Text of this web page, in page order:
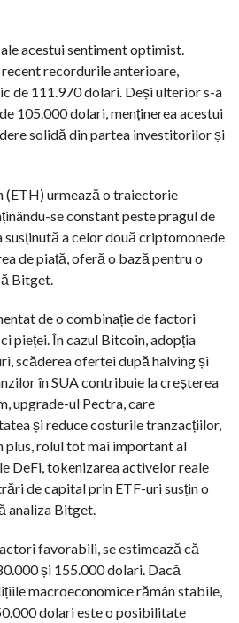
acestui sentiment optimist.
recordurile anterioare,
de 111.970 dolari. Deși ulterior s-a
105.000 dolari, menținerea acestui
solidă din partea investitorilor și
(ETH) urmează o traiectorie
se constant peste pragul de
susținută a celor două criptomonede
de piață, oferă o bază pentru o
Bitget.
de o combinație de factori
pieței. În cazul Bitcoin, adopția
scăderea ofertei după halving și
în SUA contribuie la creșterea
upgrade-ul Pectra, care
și reduce costurile tranzacțiilor,
plus, rolul tot mai important al
DeFi, tokenizarea activelor reale
de capital prin ETF-uri susțin o
analiza Bitget.
favorabili, se estimează că
și 155.000 dolari. Dacă
macroeconomice rămân stabile,
dolari este o posibilitate